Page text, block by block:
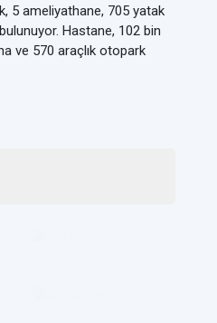
5 ameliyathane, 705 yatak
Hastane, 102 bin
ve 570 araçlık otopark